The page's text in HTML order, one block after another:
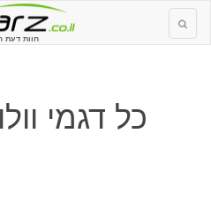
חוות דעת רכב
כל דגמי וולוו